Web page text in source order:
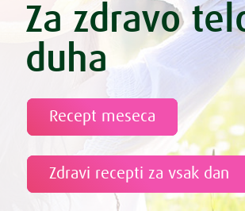
Za zdravo
duha
Recept meseca
Zdravi recepti za vsak dan